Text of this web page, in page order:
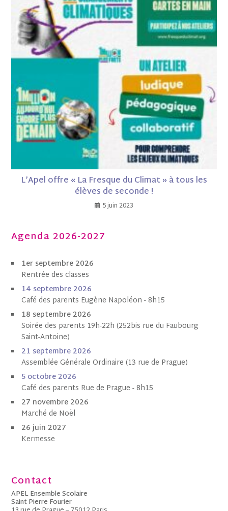
L’Apel offre « La Fresque du Climat » à tous les
élèves de seconde !
5 juin 2023
Agenda 2026-2027
1er septembre 2026
Rentrée des classes
14 septembre 2026
Café des parents Eugène Napoléon - 8h15
18 septembre 2026
Soirée des parents 19h-22h (252bis rue du Faubourg
Saint-Antoine)
21 septembre 2026
Assemblée Générale Ordinaire (13 rue de Prague)
5 octobre 2026
Café des parents Rue de Prague - 8h15
27 novembre 2026
Marché de Noël
26 juin 2027
Kermesse
Contact
APEL Ensemble Scolaire
Saint Pierre Fourier